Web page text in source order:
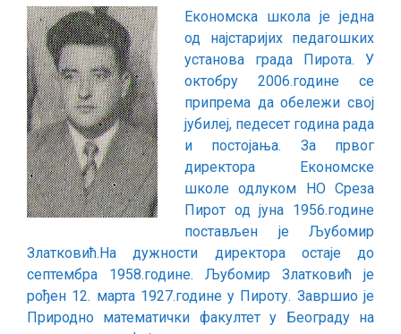
Економска школа је једна
од најстаријих педагошких
установа града Пирота. У
октобру 2006.године се
припрема да обележи свој
јубилеј, педесет година рада
и постојања. За првог
директора Економске
школе одлуком НО Среза
Пирот од јуна 1956.године
постављен је Љубомир
Златковић.На дужности директора остаје до
септембра 1958.године. Љубомир Златковић је
рођен 12. марта 1927.године у Пироту. Завршио је
Природно математички факултет у Београду на